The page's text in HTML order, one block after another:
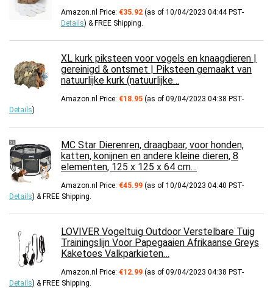
Amazon.nl Price: €35.92 (as of 10/04/2023 04:44 PST-
Details) & FREE Shipping
XL kurk piksteen voor vogels en knaagdieren |
gereinigd & ontsmet | Piksteen gemaakt van
natuurlijke kurk (natuurlijke…
Amazon.nl Price: €18.95 (as of 09/04/2023 04:38 PST-
Details)
MC Star Dierenren, draagbaar, voor honden,
katten, konijnen en andere kleine dieren, 8
elementen, 125 x 125 x 64 cm…
Amazon.nl Price: €45.99 (as of 10/04/2023 04:40 PST-
Details) & FREE Shipping
LOVIVER Vogeltuig Outdoor Verstelbare Tuig
Trainingslijn Voor Papegaaien Afrikaanse Greys
Kaketoes Valkparkieten…
Amazon.nl Price: €12.99 (as of 09/04/2023 04:38 PST-
Details) & FREE Shipping